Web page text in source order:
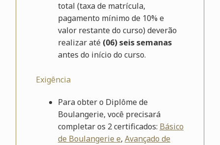
total (taxa de matrícula,
pagamento mínimo de 10% e
valor restante do curso) deverão
realizar até (06) seis semanas
antes do início do curso.
Exigência
Para obter o Diplôme de
Boulangerie, você precisará
completar os 2 certificados: Básico
de Boulangerie e, Avançado de